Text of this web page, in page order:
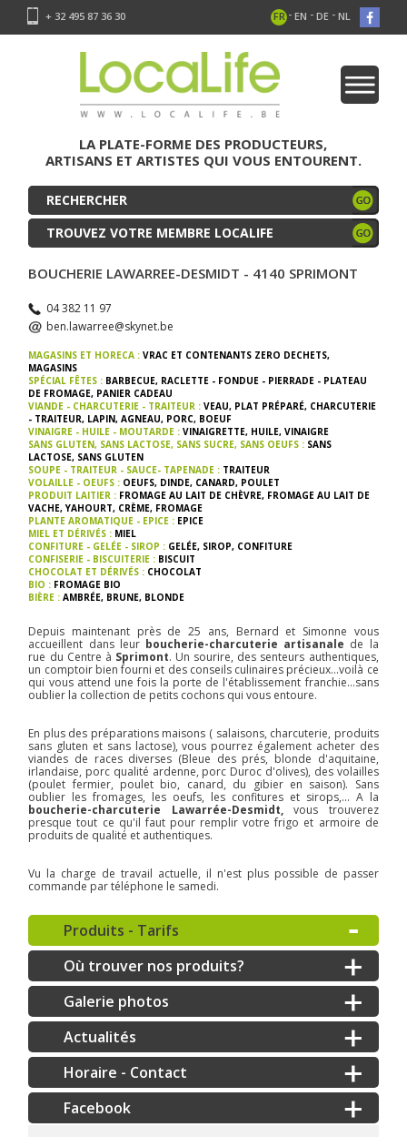
+ 32 495 87 36 30 FR - EN - DE - NL
LA PLATE-FORME DES PRODUCTEURS,
ARTISANS ET ARTISTES QUI VOUS ENTOURENT.
TROUVEZ VOTRE MEMBRE LOCALIFE
BOUCHERIE LAWARREE-DESMIDT - 4140 SPRIMONT
04 382 11 97
ben.lawarree@skynet.be
MAGASINS ET HORECA :VRAC ET CONTENANTS ZERO DECHETS,
MAGASINS
SPÉCIAL FÊTES : BARBECUE, RACLETTE - FONDUE - PIERRADE - PLATEAU
DE FROMAGE, PANIER CADEAU
VIANDE - CHARCUTERIE - TRAITEUR :VEAU, PLAT PRÉPARÉ, CHARCUTERIE
- TRAITEUR, LAPIN, AGNEAU, PORC, BOEUF
VINAIGRE - HUILE - MOUTARDE :VINAIGRETTE, HUILE, VINAIGRE
SANS GLUTEN, SANS LACTOSE, SANS SUCRE, SANS OEUFS : SANS
LACTOSE, SANS GLUTEN
SOUPE - TRAITEUR - SAUCE- TAPENADE : TRAITEUR
VOLAILLE - OEUFS : OEUFS, DINDE, CANARD, POULET
PRODUIT LAITIER : FROMAGE AU LAIT DE CHÈVRE, FROMAGE AU LAIT DE
VACHE,YAHOURT, CRÈME, FROMAGE
PLANTE AROMATIQUE - EPICE : EPICE
MIEL ET DÉRIVÉS : MIEL
CONFITURE - GELÉE - SIROP : GELÉE, SIROP, CONFITURE
CONFISERIE - BISCUITERIE : BISCUIT
CHOCOLAT ET DÉRIVÉS : CHOCOLAT
BIO : FROMAGE BIO
BIÈRE :AMBRÉE, BRUNE, BLONDE
Depuis maintenant près de 25 ans, Bernard et Simonne vous
accueillent dans leur boucherie-charcuterie artisanale de la
rue du Centre à Sprimont. Un sourire, des senteurs authentiques,
un comptoir bien fourni et des conseils culinaires précieux...voilà ce
qui vous attend une fois la porte de l'établissement franchie...sans
oublier la collection de petits cochons qui vous entoure.
En plus des préparations maisons ( salaisons, charcuterie, produits
sans gluten et sans lactose), vous pourrez également acheter des
viandes de races diverses (Bleue des prés, blonde d'aquitaine,
irlandaise, porc qualité ardenne, porc Duroc d'olives), des volailles
(poulet fermier, poulet bio, canard, du gibier en saison). Sans
oublier les fromages, les oeufs, les confitures et sirops,... A la
boucherie-charcuterie Lawarrée-Desmidt,vous trouverez
presque tout ce qu'il faut pour remplir votre frigo et armoire de
produits de qualité et authentiques.
Vu la charge de travail actuelle, il n'est plus possible de passer
commande par téléphone le samedi.
Produits - Tarifs
Où trouver nos produits?
Galerie photos
Actualités
Horaire - Contact